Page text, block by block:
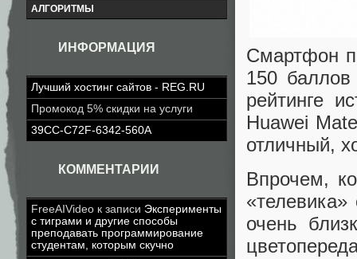
АЛГОРИТМЫ
ИНФОРМАЦИЯ
Лучший хостинг сайтов - REG.RU
Промокод 5% скидки на услуги
39CC-C72F-6342-560A
КОММЕНТАРИИ
FreeAIVideo к записи Эксперименты
с тиграми и другие способы
преподавать программирование
студентам, которым скучно
Смартфон
150
рейтинге
Huawei
отличный,
Впрочем,
очень